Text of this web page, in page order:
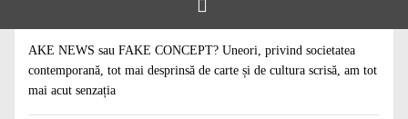
AKE NEWS sau FAKE CONCEPT? Uneori, privind societatea
contemporană, tot mai desprinsă de carte și de cultura scrisă, am tot
mai acut senzația